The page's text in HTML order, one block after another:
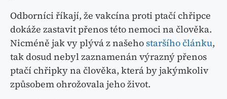
Odborníci říkají, že vakcína proti ptačí chřipce
dokáže zastavit přenos této nemoci na člověka.
Nicméně jak vy plývá z našehostaršího článku,
tak dosud nebyl zaznamenán výrazný přenos
ptačí chřipky na člověka, která by jakýmkoliv
způsobem ohrožovala jeho život.